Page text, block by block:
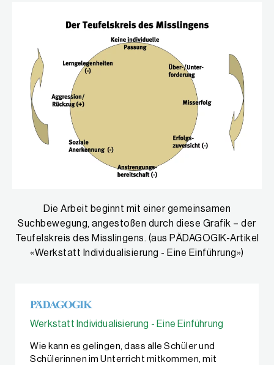
Die Arbeit beginnt mit einer gemeinsamen
Suchbewegung, angestoßen durch diese Grafik – der
Teufelskreis des Misslingens. (aus PÄDAGOGIK-Artikel
«Werkstatt Individualisierung - Eine Einführung»)
Werkstatt Individualisierung - Eine Einführung
Wie kann es gelingen, dass alle Schüler und
Schülerinnen im Unterricht mitkommen, mit